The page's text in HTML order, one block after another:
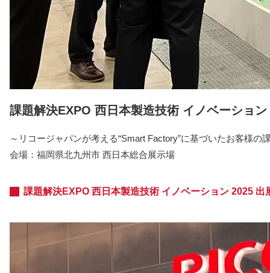
課題解決EXPO 西日本製造技術 イノベーショ
～リコージャパンが考える“Smart Factory”に基づいたお客様の
会場：福岡県北九州市 西日本総合展示場
課題解決EXPO 西日本製造技術 イノベーション 2025 出